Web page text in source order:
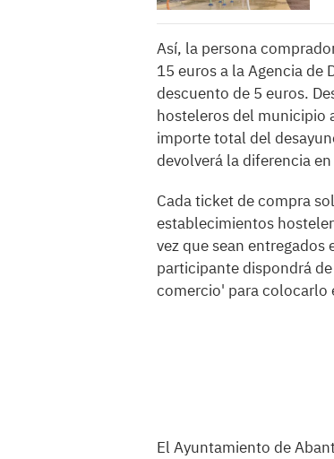
Así, la persona
15 euros a la Agencia de
descuento de 5 euros.
hosteleros del municipio
importe total del
devolverá la diferencia
Cada ticket de compra
establecimientos
vez que sean entregados
participante dispondrá
comercio' para colocarlo
El Ayuntamiento de